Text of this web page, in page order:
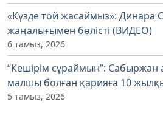
«Күзде той жасаймыз»: Динара
жаңалығымен бөлісті (ВИДЕО)
6 тамыз, 2026
“Кешірім сұраймын”:
малшы болған қарияға 10
5 тамыз, 2026